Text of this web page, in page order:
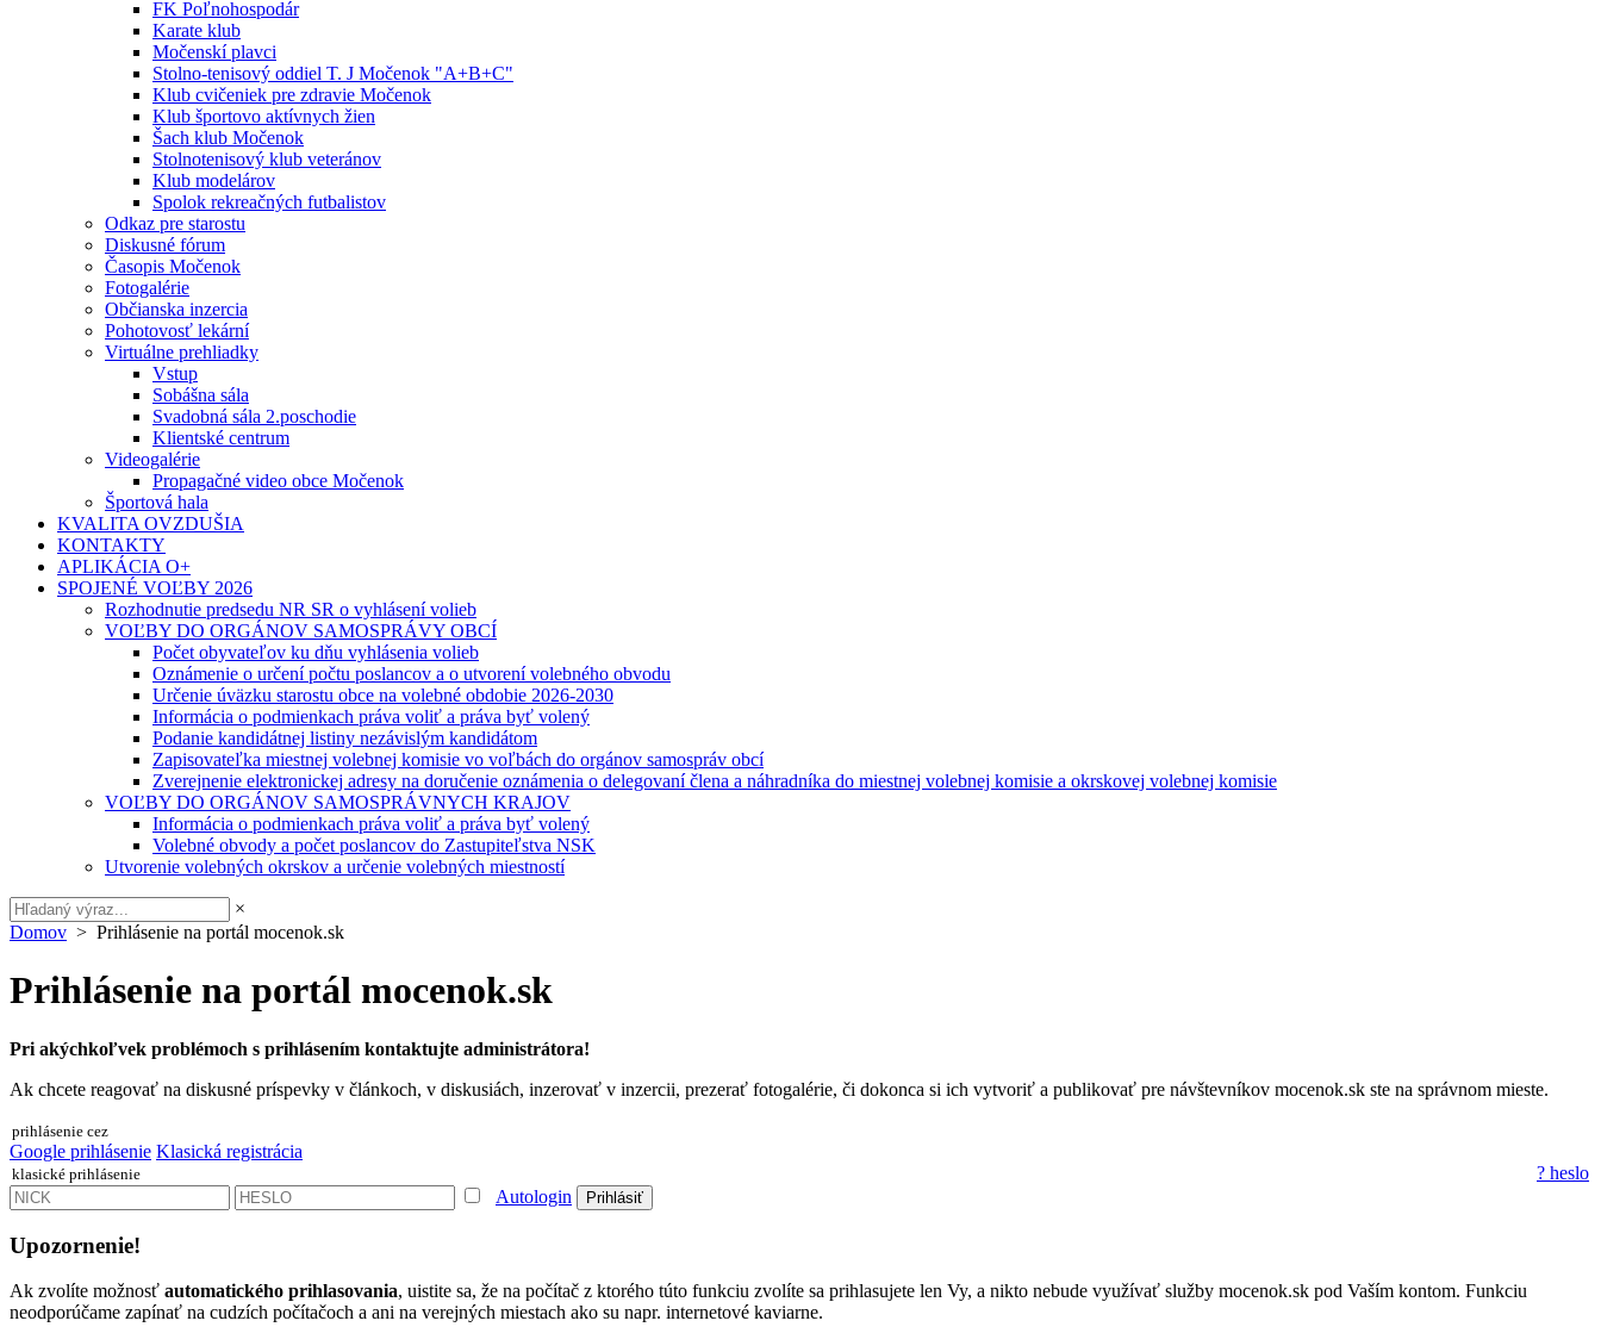
FK Poľnohospodár
Karate klub
Močenskí plavci
Stolno-tenisový oddiel T. J Močenok "A+B+C"
Klub cvičeniek pre zdravie Močenok
Klub športovo aktívnych žien
Šach klub Močenok
Stolnotenisový klub veteránov
Klub modelárov
Spolok rekreačných futbalistov
Odkaz pre starostu
Diskusné fórum
Časopis Močenok
Fotogalérie
Občianska inzercia
Pohotovosť lekární
Virtuálne prehliadky
Vstup
Sobášna sála
Svadobná sála 2.poschodie
Klientské centrum
Videogalérie
Propagačné video obce Močenok
Športová hala
KVALITA OVZDUŠIA
KONTAKTY
APLIKÁCIA O+
SPOJENÉ VOĽBY 2026
Rozhodnutie predsedu NR SR o vyhlásení volieb
VOĽBY DO ORGÁNOV SAMOSPRÁVY OBCÍ
Počet obyvateľov ku dňu vyhlásenia volieb
Oznámenie o určení počtu poslancov a o utvorení volebného obvodu
Určenie úväzku starostu obce na volebné obdobie 2026-2030
Informácia o podmienkach práva voliť a práva byť volený
Podanie kandidátnej listiny nezávislým kandidátom
Zapisovateľka miestnej volebnej komisie vo voľbách do orgánov samospráv obcí
Zverejnenie elektronickej adresy na doručenie oznámenia o delegovaní člena a náhradníka do miestnej volebnej komisie a okrskovej volebnej komisie
VOĽBY DO ORGÁNOV SAMOSPRÁVNYCH KRAJOV
Informácia o podmienkach práva voliť a práva byť volený
Volebné obvody a počet poslancov do Zastupiteľstva NSK
Utvorenie volebných okrskov a určenie volebných miestností
×
Domov > Prihlásenie na portál mocenok.sk
Prihlásenie na portál mocenok.sk
Pri akýchkoľvek problémoch s prihlásením kontaktujte administrátora!
Ak chcete reagovať na diskusné príspevky v článkoch, v diskusiách, inzerovať v inzercii, prezerať fotogalérie, či dokonca si ich vytvoriť a publikovať pre návštevníkov mocenok.sk ste na správnom mieste.
prihlásenie cez
Google prihlásenie Klasická registrácia
klasické prihlásenie
? heslo
Autologin
Prihlásiť
Upozornenie!
Ak zvolíte možnosť automatického prihlasovania, uistite sa, že na počítač z ktorého túto funkciu zvolíte sa prihlasujete len Vy, a nikto nebude využívať služby mocenok.sk pod Vaším kontom. Funkciu
neodporúčame zapínať na cudzích počítačoch a ani na verejných miestach ako su napr. internetové kaviarne.